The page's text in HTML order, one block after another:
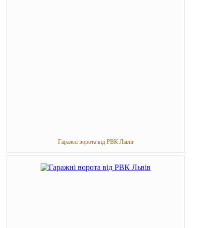
Гаражні ворота від РВК Львів